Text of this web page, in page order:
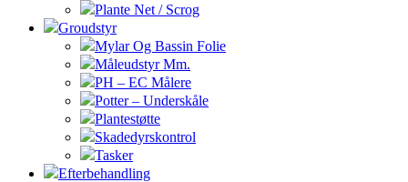
Plante Net / Scrog
Groudstyr
Mylar Og Bassin Folie
Måleudstyr Mm.
PH – EC Målere
Potter – Underskåle
Plantestøtte
Skadedyrskontrol
Tasker
Efterbehandling